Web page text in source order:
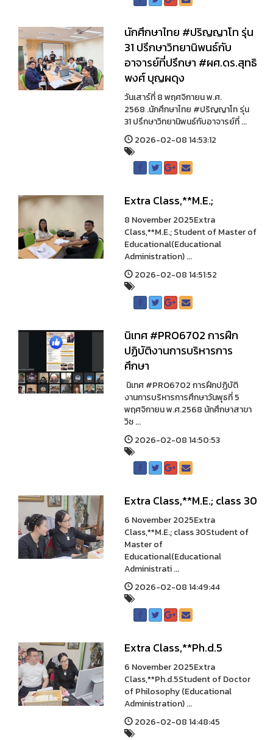
นักศึกษาไทย #ปริญญาโท รุ่น
31 ปรึกษาวิทยานิพนธ์กับ
อาจารย์ที่ปรึกษา #ผศ.ดร.สุทธิ
พงศ์ บุญผดุง
วันเสาร์ที่ 8 พฤศจิกายน พ.ศ.
2568 .นักศึกษาไทย #ปริญญาโท รุ่น
31 ปรึกษาวิทยานิพนธ์กับอาจารย์ที่ ...
2026-02-08 14:53:12
Extra Class,**M.E.;
8 November 2025Extra
Class,**M.E.; Student of Master of
Educational(Educational
Administration) ...
2026-02-08 14:51:52
นิเทศ #PRO6702 การฝึก
ปฏิบัติงานการบริหารการ
ศึกษา
นิเทศ #PRO6702 การฝึกปฏิบัติ
งานการบริหารการศึกษาวันพุธที่ 5
พฤศจิกายน พ.ศ.2568 นักศึกษาสาขา
วิช ...
2026-02-08 14:50:53
Extra Class,**M.E.; class 30
6 November 2025Extra
Class,**M.E.; class 30Student of
Master of
Educational(Educational
Administrati ...
2026-02-08 14:49:44
Extra Class,**Ph.d.5
6 November 2025Extra
Class,**Ph.d.5Student of Doctor
of Philosophy (Educational
Administration) ...
2026-02-08 14:48:45